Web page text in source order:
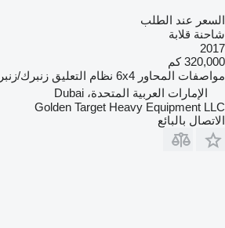
السعر عند الطلب
شاحنة قلابة
2017
320,000 كم
مواصفات المحاور 6x4 نظام التعليق زنبرك/
الإمارات العربية المتحدة، Dubai
Golden Target Heavy Equipment LLC
الاتصال بالبائع